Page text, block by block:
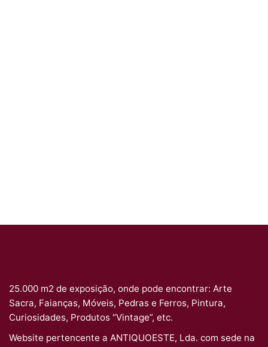
25.000 m2 de exposição, onde pode encontrar: Arte
Sacra, Faianças, Móveis, Pedras e Ferros, Pintura,
Curiosidades, Produtos “Vintage”, etc.
Website pertencente a ANTIQUOESTE, Lda. com sede na